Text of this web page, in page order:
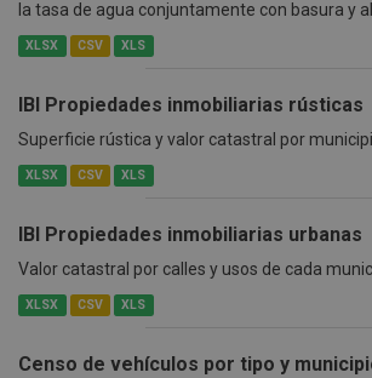
la tasa de agua conjuntamente con basura y
XLSX CSV XLS
IBI Propiedades inmobiliarias rústicas
Superficie rústica y valor catastral por
XLSX CSV XLS
IBI Propiedades inmobiliarias urbanas
Valor catastral por calles y usos de cada
XLSX CSV XLS
Censo de vehículos por tipo y